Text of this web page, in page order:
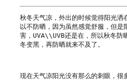
秋冬天气凉，外出的时候觉得阳光洒
以不防晒，因为虽然感觉舒服，但是
害，UVA\\UVB还是在，所以秋冬防
冬变黑，再防晒就来不及了。
现在天气凉阳光没有那么的刺眼，很